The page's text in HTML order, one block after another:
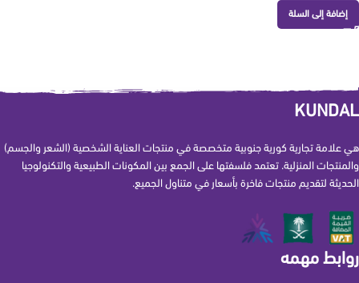
إضافة إلى السلة
KUNDAL
هي علامة تجارية كورية جنوبية متخصصة في منتجات العناية الشخصية (الشعر والجسم)
والمنتجات المنزلية. تعتمد فلسفتها على الجمع بين المكونات الطبيعية والتكنولوجيا
الحديثة لتقديم منتجات فاخرة بأسعار في متناول الجميع.
روابط مهمه